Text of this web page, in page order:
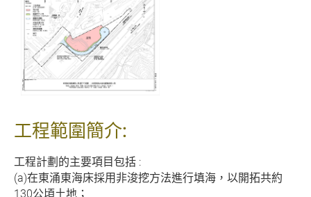
工程範圍簡介:
工程計劃的主要項目包括 :
(a)在東涌東海床採用非浚挖方法進行填海，以開拓共約
130公頃土地；